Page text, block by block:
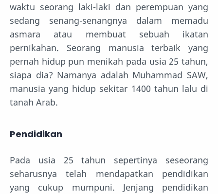
waktu seorang laki-laki dan perempuan yang
sedang senang-senangnya dalam memadu
asmara atau membuat sebuah ikatan
pernikahan. Seorang manusia terbaik yang
pernah hidup pun menikah pada usia 25 tahun,
siapa dia? Namanya adalah Muhammad SAW,
manusia yang hidup sekitar 1400 tahun lalu di
tanah Arab.
Pendidikan
Pada usia 25 tahun sepertinya seseorang
seharusnya telah mendapatkan pendidikan
yang cukup mumpuni. Jenjang pendidikan